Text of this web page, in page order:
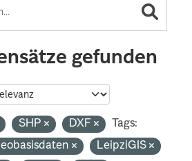
gefunden
SHP DXF
Tags:
LeipziGIS